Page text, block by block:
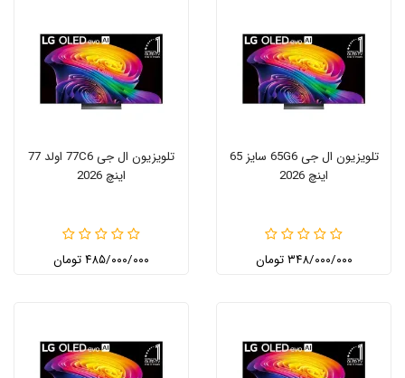
تلویزیون ال جی 65G6 سایز 65
اینچ 2026
۳۴۸/۰۰۰/۰۰۰ تومان
تلویزیون ال جی 77C6 اولد 77
اینچ 2026
۴۸۵/۰۰۰/۰۰۰ تومان